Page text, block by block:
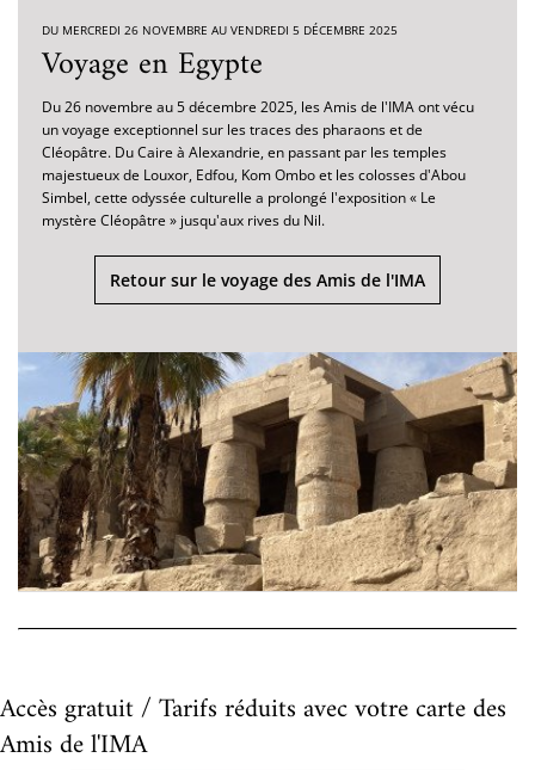
DU MERCREDI 26 NOVEMBRE AU VENDREDI 5 DÉCEMBRE 2025
Voyage en Egypte
Du 26 novembre au 5 décembre 2025, les Amis de l'IMA ont vécu
un voyage exceptionnel sur les traces des pharaons et de
Cléopâtre. Du Caire à Alexandrie, en passant par les temples
majestueux de Louxor, Edfou, Kom Ombo et les colosses d'Abou
Simbel, cette odyssée culturelle a prolongé l'exposition « Le
mystère Cléopâtre » jusqu'aux rives du Nil.
Retour sur le voyage des Amis de l'IMA
Accès gratuit / Tarifs réduits avec votre carte des
Amis de l'IMA